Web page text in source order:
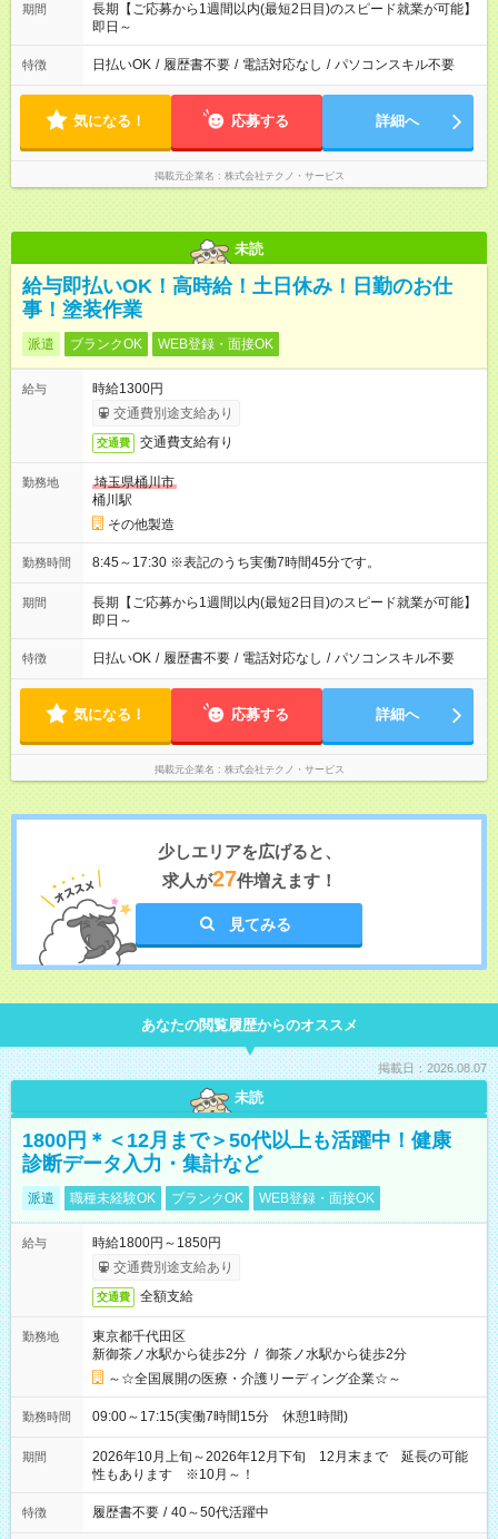
期間
長期【ご応募から1週間以内(最短2日目)のスピード就業が可能】
即日～
特徴 日払いOK / 履歴書不要 / 電話対応なし / パソコンスキル不要
気になる！ 応募する 詳細へ
掲載元企業名 株式会社テクノ・サービス
未読
給与即払いOK！高時給！土日休み！日勤のお仕
事！塗装作業
派遣 ブランクOK WEB登録・面接OK
給与
時給1300円
交通費別途支給あり
交通費 交通費支給有り
勤務地
埼玉県桶川市
桶川駅
その他製造
勤務時間 8:45～17:30 ※表記のうち実働7時間45分です。
期間
長期【ご応募から1週間以内(最短2日目)のスピード就業が可能】
即日～
特徴 日払いOK / 履歴書不要 / 電話対応なし / パソコンスキル不要
気になる！ 応募する 詳細へ
掲載元企業名 株式会社テクノ・サービス
少しエリアを広げると、
求人が27件増えます！
見てみる
あなたの閲覧履歴からのオススメ
掲載日：2026.08.07
未読
1800円＊＜12月まで＞50代以上も活躍中！健康
診断データ入力・集計など
派遣 職種未経験OK ブランクOK WEB登録・面接OK
給与
時給1800円～1850円
交通費別途支給あり
交通費 全額支給
勤務地
東京都千代田区
新御茶ノ水駅から徒歩2分 / 御茶ノ水駅から徒歩2分
～☆全国展開の医療・介護リーディング企業☆～
勤務時間 09:00～17:15(実働7時間15分 休憩1時間)
期間
2026年10月上旬～2026年12月下旬 12月末まで 延長の可能
性もあります ※10月～！
特徴 履歴書不要 / 40～50代活躍中